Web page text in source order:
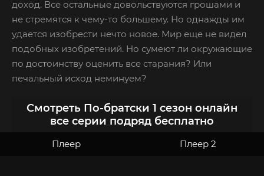
доход. Все остальные довольствуются грошами и
не стремятся к чему-то большему. Но однажды им
удается изобрести нечто новое. Мир еще не видел
подобных изобретений. Но сумеют ли окружающие
по достоинству оценить все старания? Или
печальный исход неминуем?
Смотреть По-братски 1 сезон онлайн
все серии подряд бесплатно
Плеер Плеер 2